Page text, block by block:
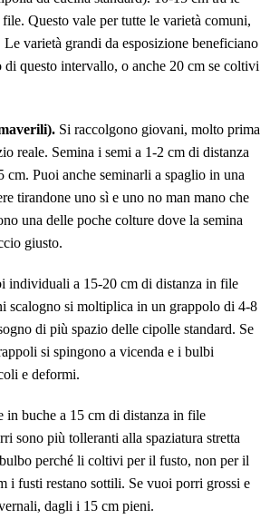
Questo vale per tutte le varietà comuni,
varietà grandi da esposizione beneficiano
di questo intervallo, o anche 20 cm se coltivi
Si raccolgono giovani, molto prima
reale. Semina i semi a 1-2 cm di distanza
cm. Puoi anche seminarli a spaglio in una
tirandone uno sì e uno no man mano che
una delle poche colture dove la semina
giusto.
individuali a 15-20 cm di distanza in file
scalogno si moltiplica in un grappolo di 4-8
di più spazio delle cipolle standard. Se
si spingono a vicenda e i bulbi
e deformi.
in buche a 15 cm di distanza in file
sono più tolleranti alla spaziatura stretta
perché li coltivi per il fusto, non per il
i fusti restano sottili. Se vuoi porri grossi e
dagli i 15 cm pieni.